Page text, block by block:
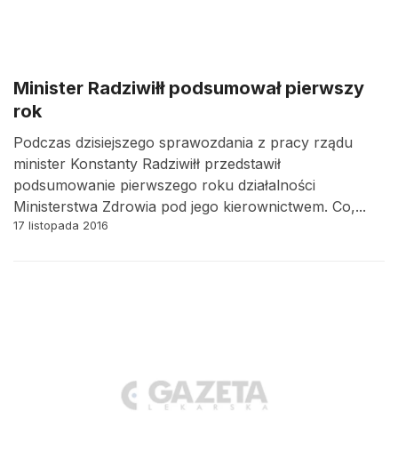
Minister Radziwiłł podsumował pierwszy
rok
Podczas dzisiejszego sprawozdania z pracy rządu
minister Konstanty Radziwiłł przedstawił
podsumowanie pierwszego roku działalności
Ministerstwa Zdrowia pod jego kierownictwem. Co,...
17 listopada 2016